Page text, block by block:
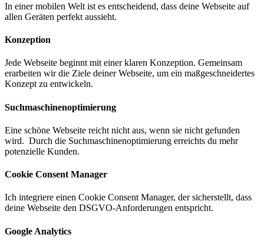
In einer mobilen Welt ist es entscheidend, dass deine Webseite auf
allen Geräten perfekt aussieht.
Konzeption
Jede Webseite beginnt mit einer klaren Konzeption. Gemeinsam
erarbeiten wir die Ziele deiner Webseite, um ein maßgeschneidertes
Konzept zu entwickeln.
Suchmaschinen­optimierung
Eine schöne Webseite reicht nicht aus, wenn sie nicht gefunden
wird. Durch die Suchmaschinenoptimierung erreichts du mehr
potenzielle Kunden.
Cookie Consent Manager
Ich integriere einen Cookie Consent Manager, der sicherstellt, dass
deine Webseite den DSGVO-Anforderungen entspricht.
Google Analytics